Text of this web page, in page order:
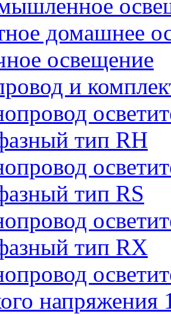
домашнее
освещение
и
тип RH
тип RS
тип RX
напряжения